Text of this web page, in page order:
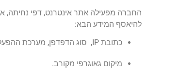
החברה מפעילה אתר אינטרנט, דפי נחיתה,
להיאסף המידע הבא:
כתובת IP, סוג הדפדפן, מערכת ההפעלה וסוג המכשיר.
מיקום גאוגרפי מקורב.